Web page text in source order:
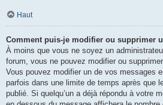
Haut
Comment puis-je modifier ou supprimer
À moins que vous ne soyez un
forum, vous ne pouvez modifier ou
Vous pouvez modifier un de vos messages
parfois dans une limite de temps après que
publié. Si quelqu’un a déjà répondu à votre